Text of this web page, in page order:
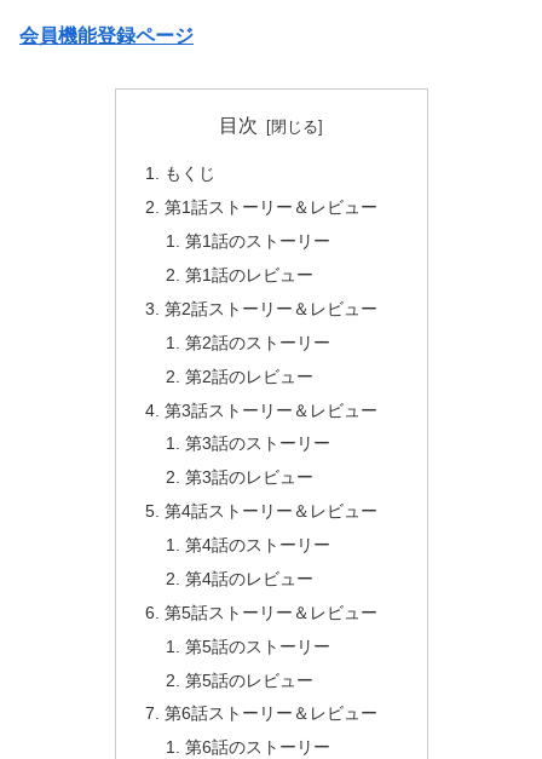
会員機能登録ページ
目次
もくじ
第1話ストーリー＆レビュー
第1話のストーリー
第1話のレビュー
第2話ストーリー＆レビュー
第2話のストーリー
第2話のレビュー
第3話ストーリー＆レビュー
第3話のストーリー
第3話のレビュー
第4話ストーリー＆レビュー
第4話のストーリー
第4話のレビュー
第5話ストーリー＆レビュー
第5話のストーリー
第5話のレビュー
第6話ストーリー＆レビュー
第6話のストーリー